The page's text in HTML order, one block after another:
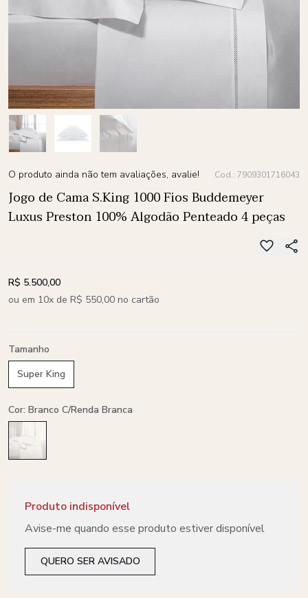
O produto ainda não tem avaliações, avalie! Cod.: 7909301716043
Jogo de Cama S.King 1000 Fios Buddemeyer
Luxus Preston 100% Algodão Penteado 4 peças
R$ 5.500,00
ou em 10x de R$ 550,00 no cartão
Tamanho
Super King
Cor: Branco C/renda Branca
Produto indisponível
Avise-me quando esse produto estiver disponível
QUERO SER AVISADO